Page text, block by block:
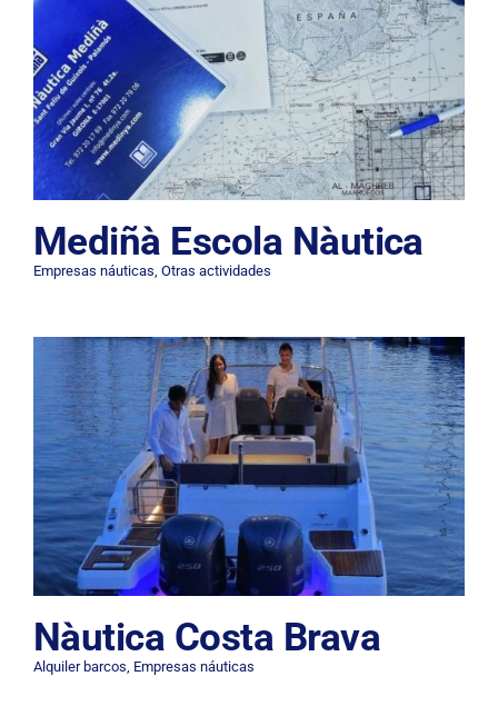
Mediñà Escola Nàutica
Empresas náuticas, Otras actividades
Nàutica Costa Brava
Alquiler barcos Empresas náuticas